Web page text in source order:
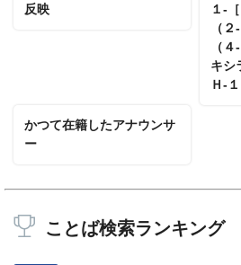
反映
１‐
（
（
キシ
Ｈ‐
かつて在籍したアナウンサ
ー
ことば検索ランキング